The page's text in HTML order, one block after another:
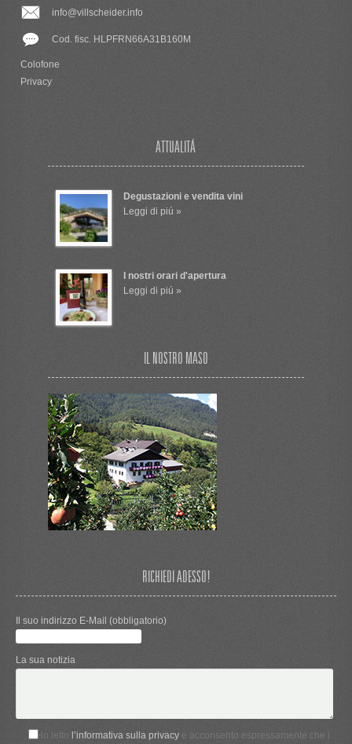
info@villscheider.info
Cod. fisc. HLPFRN66A31B160M
Colofone
Privacy
ATTUALITÁ
Degustazioni e vendita vini
Leggi di piú »
I nostri orari d'apertura
Leggi di piú »
IL NOSTRO MASO
RICHIEDI ADESSO!
Il suo indirizzo E-Mail (obbligatorio)
La sua notizia
Ho letto l’informativa sulla privacy e acconsento espressamente che i